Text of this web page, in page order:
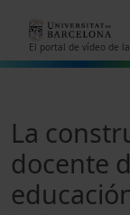
El portal de vídeo de
La
docente